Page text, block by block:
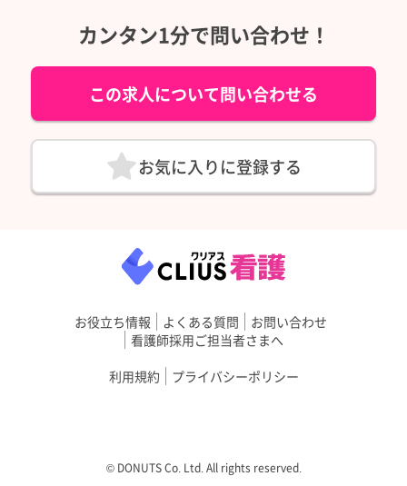
カンタン1分で問い合わせ！
この求人について問い合わせる
お気に入りに登録する
お役立ち情報 よくある質問
お問い合わせ
看護師採用ご担当者さまへ
利用規約
プライバシーポリシー
©︎ DONUTS Co. Ltd. All rights reserved.